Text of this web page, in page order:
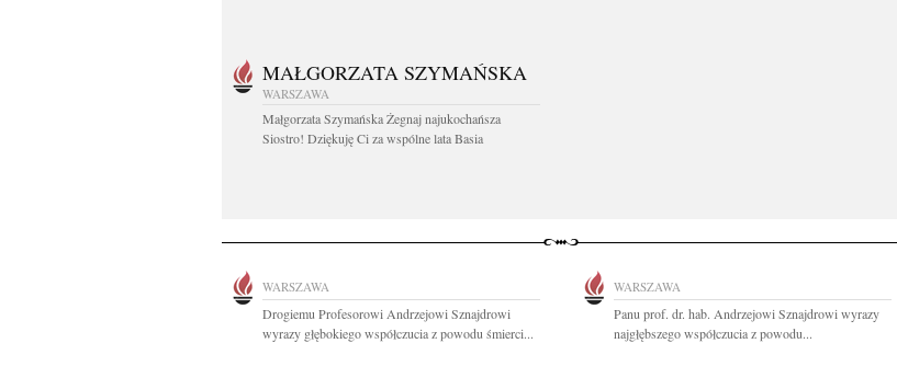
MAŁGORZATA SZYMAŃSKA
WARSZAWA
Małgorzata Szymańska Żegnaj najukochańsza
Siostro! Dziękuję Ci za wspólne lata Basia
WARSZAWA
Drogiemu Profesorowi Andrzejowi Sznajdrowi
wyrazy głębokiego współczucia z powodu śmierci...
WARSZAWA
Panu prof. dr. hab. Andrzejowi Sznajdrowi wyrazy
najgłębszego współczucia z powodu...